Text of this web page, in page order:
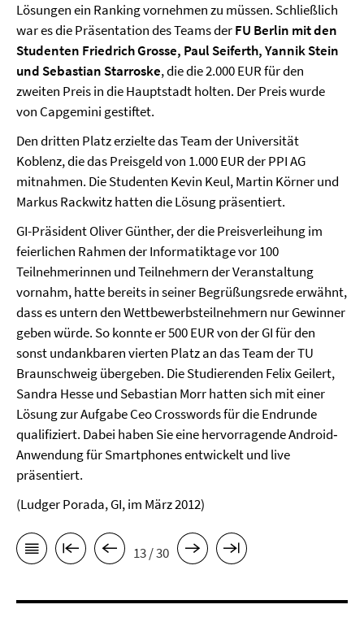
Lösungen ein Ranking vornehmen zu müssen. Schließlich
war es die Präsentation des Teams derFU Berlin mit den
Studenten Friedrich Grosse, Paul Seiferth, Yannik Stein
und Sebastian Starroske, die die 2.000 EUR für den
zweiten Preis in die Hauptstadt holten. Der Preis wurde
von Capgemini gestiftet.
Den dritten Platz erzielte das Team der Universität
Koblenz, die das Preisgeld von 1.000 EUR der PPI AG
mitnahmen. Die Studenten Kevin Keul, Martin Körner und
Markus Rackwitz hatten die Lösung präsentiert.
GI-Präsident Oliver Günther, der die Preisverleihung im
feierlichen Rahmen der Informatiktage vor 100
Teilnehmerinnen und Teilnehmern der Veranstaltung
vornahm, hatte bereits in seiner Begrüßungsrede erwähnt,
dass es untern den Wettbewerbsteilnehmern nur Gewinner
geben würde. So konnte er 500 EUR von der GI für den
sonst undankbaren vierten Platz an das Team der TU
Braunschweig übergeben. Die Studierenden Felix Geilert,
Sandra Hesse und Sebastian Morr hatten sich mit einer
Lösung zur Aufgabe Ceo Crosswords für die Endrunde
qualifiziert. Dabei haben Sie eine hervorragende Android‐
Anwendung für Smartphones entwickelt und live
präsentiert.
(Ludger Porada, GI, im März 2012)
13 / 30